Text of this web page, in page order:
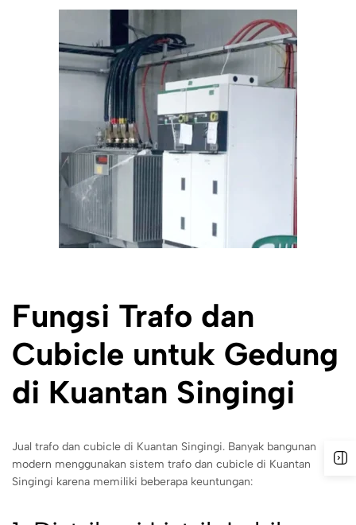
Fungsi Trafo dan
Cubicle untuk Gedung
di Kuantan Singingi
Jual trafo dan cubicle di Kuantan Singingi. Banyak bangunan
modern menggunakan sistem trafo dan cubicle di Kuantan
Singingi karena memiliki beberapa keuntungan: